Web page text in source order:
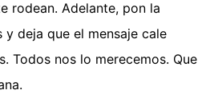
rodean. Adelante, pon la
y deja que el mensaje cale
Todos nos lo merecemos. Que